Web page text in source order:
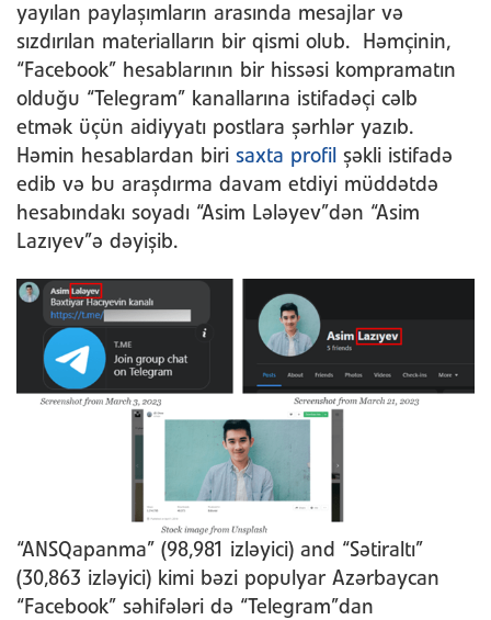
yayılan paylaşımların arasında mesajlar və
sızdırılan materialların bir qismi olub. Həmçinin,
“Facebook” hesablarının bir hissəsi kompramatın
olduğu “Telegram” kanallarına istifadəçi cəlb
etmək üçün aidiyyatı postlara şərhlər yazıb.
Həmin hesablardan biri saxta profil şəkli istifadə
edib və bu araşdırma davam etdiyi müddətdə
hesabındakı soyadı “Asim Lələyev”dən “Asim
Lazıyev”ə dəyişib.
“ANSQapanma” (98,981 izləyici) and “Sətiraltı”
(30,863 izləyici) kimi bəzi populyar Azərbaycan
“Facebook” səhifələri də “Telegram”dan